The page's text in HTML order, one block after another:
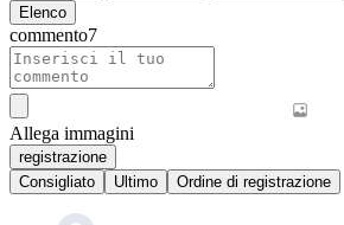
Elenco
commento7
Allega immagini
registrazione
Consigliato
Ultimo Ordine di registrazione